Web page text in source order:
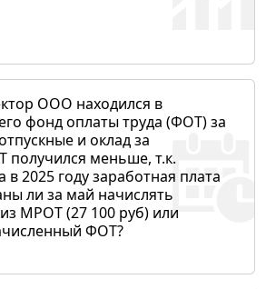
ООО находился в
фонд оплаты труда (ФОТ) за
и оклад за
получился меньше, т.к.
в 2025 году заработная плата
ли за май начислять
МРОТ (27 100 руб) или
ФОТ?